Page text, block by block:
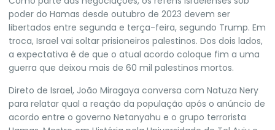
poder do Hamas desde outubro de 2023 devem ser
libertados entre segunda e terça-feira, segundo Trump. Em
troca, Israel vai soltar prisioneiros palestinos. Dos dois lados,
a expectativa é de que o atual acordo coloque fim a uma
guerra que deixou mais de 60 mil palestinos mortos.
Direto de Israel, João Miragaya conversa com Natuza Nery
para relatar qual a reação da população após o anúncio de
acordo entre o governo Netanyahu e o grupo terrorista